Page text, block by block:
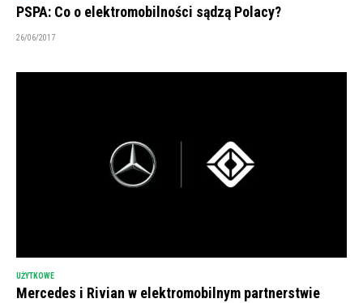
PSPA: Co o elektromobilności sądzą Polacy?
26/06/2017
UŻYTKOWE
Mercedes i Rivian w elektromobilnym partnerstwie